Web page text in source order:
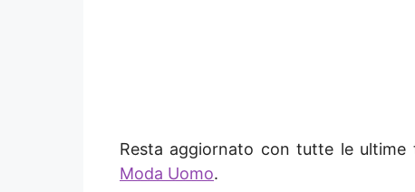
Resta aggiornato con tutte le ultime
Moda Uomo.